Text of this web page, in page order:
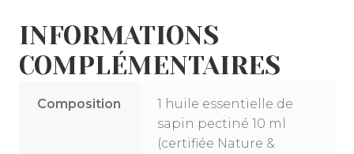
INFORMATIONS
COMPLÉMENTAIRES
Composition
1 huile essentielle de
sapin pectiné 10 ml
(certifiée Nature &